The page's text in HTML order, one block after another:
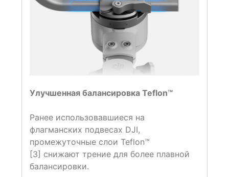
Улучшенная балансировка Teflon™
Ранее использовавшиеся на
флагманских подвесах DJI,
промежуточные слои Teflon™
[3] снижают трение для более плавной
балансировки.